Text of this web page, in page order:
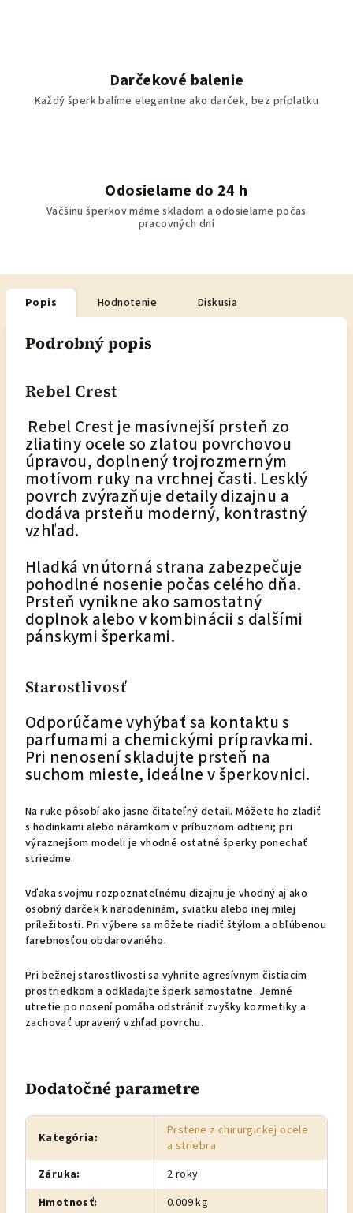
Darčekové balenie
Každý šperk balíme elegantne ako darček, bez príplatku
Odosielame do 24 h
Väčšinu šperkov máme skladom a odosielame počas
pracovných dní
Popis Hodnotenie Diskusia
Podrobný popis
Rebel Crest
Rebel Crest je masívnejší prsteň zo
zliatiny ocele so zlatou povrchovou
úpravou, doplnený trojrozmerným
motívom ruky na vrchnej časti. Lesklý
povrch zvýrazňuje detaily dizajnu a
dodáva prsteňu moderný, kontrastný
vzhľad.
Hladká vnútorná strana zabezpečuje
pohodlné nosenie počas celého dňa.
Prsteň vynikne ako samostatný
doplnok alebo v kombinácii s ďalšími
pánskymi šperkami.
Starostlivosť
Odporúčame vyhýbať sa kontaktu s
parfumami a chemickými prípravkami.
Pri nenosení skladujte prsteň na
suchom mieste, ideálne v šperkovnici.
Na ruke pôsobí ako jasne čitateľný detail. Môžete ho zladiť
s hodinkami alebo náramkom v príbuznom odtieni; pri
výraznejšom modeli je vhodné ostatné šperky ponechať
striedme.
Vďaka svojmu rozpoznateľnému dizajnu je vhodný aj ako
osobný darček k narodeninám, sviatku alebo inej milej
príležitosti. Pri výbere sa môžete riadiť štýlom a obľúbenou
farebnosťou obdarovaného.
Pri bežnej starostlivosti sa vyhnite agresívnym čistiacim
prostriedkom a odkladajte šperk samostatne. Jemné
utretie po nosení pomáha odstrániť zvyšky kozmetiky a
zachovať upravený vzhľad povrchu.
Dodatočné parametre
Kategória:
Prstene z chirurgickej ocele
a striebra
Záruka:
2 roky
Hmotnosť: 0.009 kg